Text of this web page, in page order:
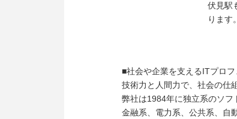
伏見駅
ります。
■社会や企業を支えるITプロ
技術力と人間力で、社会の仕
弊社は1984年に独立系のソフ
金融系、電力系、公共系、自